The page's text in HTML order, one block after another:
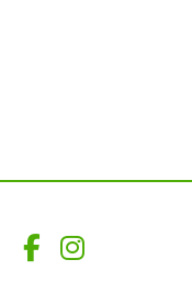
Facebook